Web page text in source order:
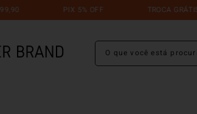
PIX 5% OFF TROCA GRÁTIS
O que você está